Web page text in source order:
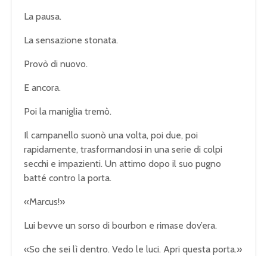
La pausa.
La sensazione stonata.
Provò di nuovo.
E ancora.
Poi la maniglia tremò.
Il campanello suonò una volta, poi due, poi
rapidamente, trasformandosi in una serie di colpi
secchi e impazienti. Un attimo dopo il suo pugno
batté contro la porta.
«Marcus!»
Lui bevve un sorso di bourbon e rimase dov’era.
«So che sei lì dentro. Vedo le luci. Apri questa porta.»